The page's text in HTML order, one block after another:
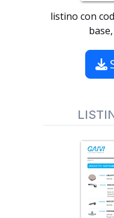
listino con